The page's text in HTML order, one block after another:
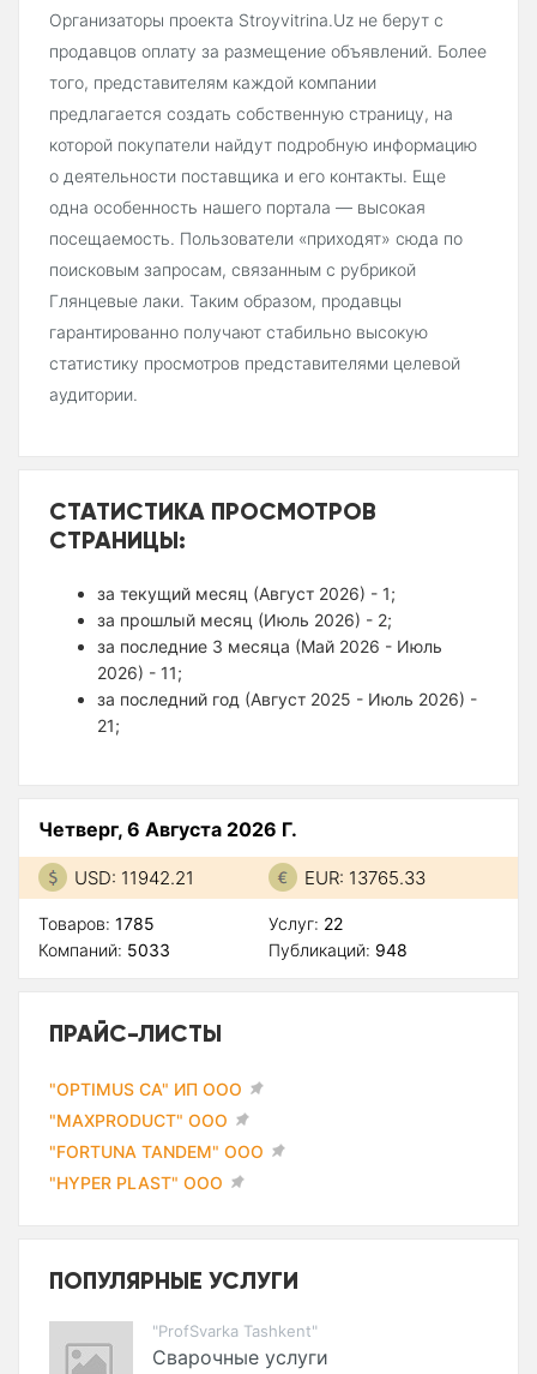
Организаторы проекта Stroyvitrina.Uz не берут с
продавцов оплату за размещение объявлений. Более
того, представителям каждой компании
предлагается создать собственную страницу, на
которой покупатели найдут подробную информацию
о деятельности поставщика и его контакты. Еще
одна особенность нашего портала — высокая
посещаемость. Пользователи «приходят» сюда по
поисковым запросам, связанным с рубрикой
Глянцевые лаки. Таким образом, продавцы
гарантированно получают стабильно высокую
статистику просмотров представителями целевой
аудитории.
СТАТИСТИКА ПРОСМОТРОВ
СТРАНИЦЫ:
за текущий месяц (Август 2026) - 1;
за прошлый месяц (Июль 2026) - 2;
за последние 3 месяца (Май 2026 - Июль
2026) - 11;
за последний год (Август 2025 - Июль 2026) -
21;
Четверг, 6 Августа 2026 Г.
USD: 11942.21 EUR: 13765.33
Товаров: 1785
Компаний: 5033
Услуг: 22
Публикаций: 948
ПРАЙС-ЛИСТЫ
"OPTIMUS CA" ИП ООО
"MAXPRODUCT" ООО
"FORTUNA TANDEM" ООО
"HYPER PLAST" ООО
ПОПУЛЯРНЫЕ УСЛУГИ
"ProfSvarka Tashkent"
Сварочные услуги